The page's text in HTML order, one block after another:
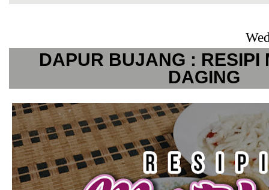
DAPUR BUJANG : RESIPI
DAGING